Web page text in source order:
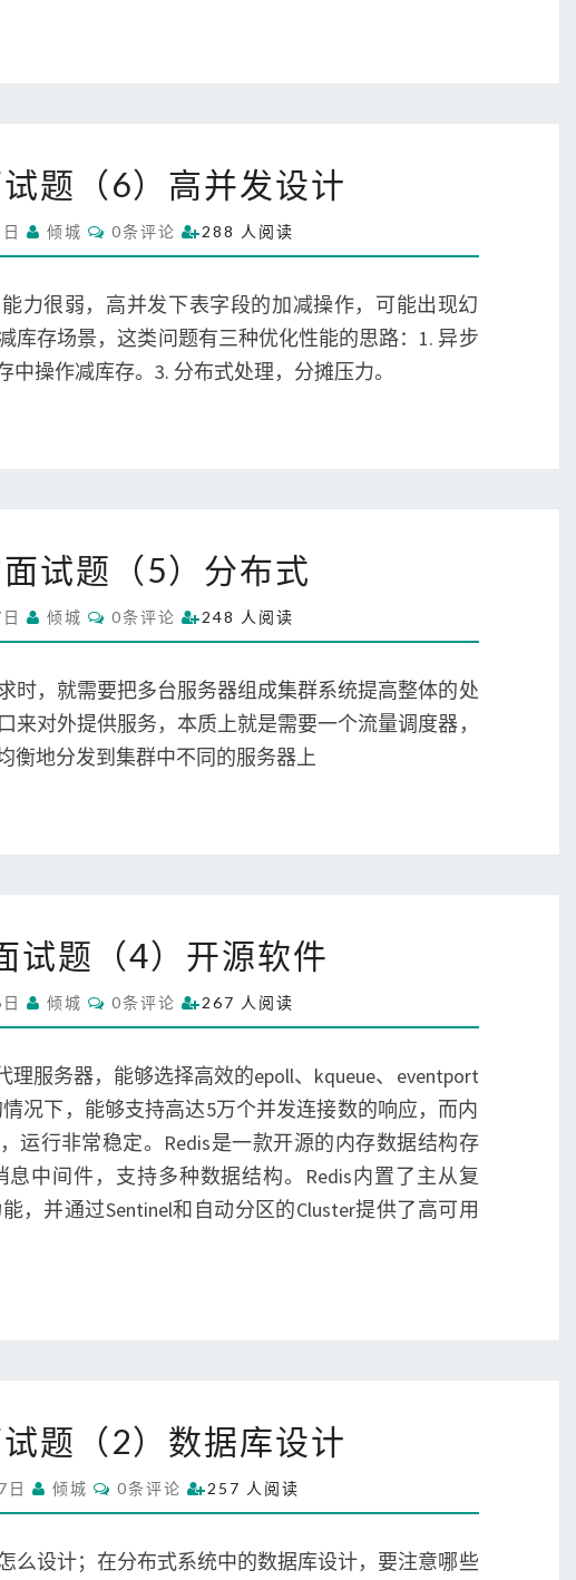
统
构
试
题
（
6
并
题（6）高并发设计
日 倾城
C
O
M
E
N
0条评论 288 人阅读
力很弱，高并发下表字段的加减操作，可能出现幻
库存场景，这类问题有三种优化性能的思路：1. 异步
操作减库存。3. 分布式处理，分摊压力。
统
构
试
题
（
5
布
试题（5）分布式
日 倾城
C
O
M
E
N
T
S
0条评论 248 人阅读
时，就需要把多台服务器组成集群系统提高整体的处
对外提供服务，本质上就是需要一个流量调度器，
衡地分发到集群中不同的服务器上
统
构
试
题
（
4
）
开
试题（4）开源软件
日 倾城
C
O
M
E
N
T
S
0条评论 267 人阅读
理服务器，能够选择高效的epoll、kqueue、eventport
况下，能够支持高达5万个并发连接数的响应，而内
运行非常稳定。Redis是一款开源的内存数据结构存
中间件，支持多种数据结构。Redis内置了主从复
，并通过Sentinel和自动分区的Cluster提供了高可用
统
构
试
题（2）数据库设计
日 倾城
C
O
M
E
N
0条评论 257 人阅读
么设计；在分布式系统中的数据库设计，要注意哪些